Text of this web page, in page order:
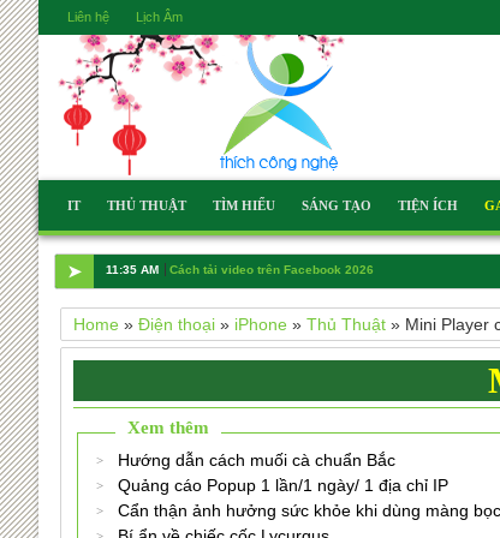
Liên hệ Lịch Âm
IT THỦ THUẬT TÌM HIỂU SÁNG TẠO TIỆN ÍCH
➤ 2:30 PM Hướng dẫn cách muối cà chuẩn Bắc
Home» Điện thoại» iPhone» Thủ Thuật» Mini Player
Xem thêm
Hướng dẫn cách muối cà chuẩn Bắc
Quảng cáo Popup 1 lần/1 ngày/ 1 địa chỉ IP
Cẩn thận ảnh hưởng sức khỏe khi dùng màng